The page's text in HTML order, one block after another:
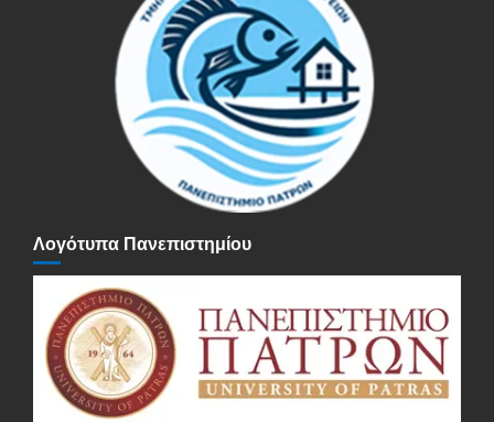
Λογότυπα Πανεπιστημίου